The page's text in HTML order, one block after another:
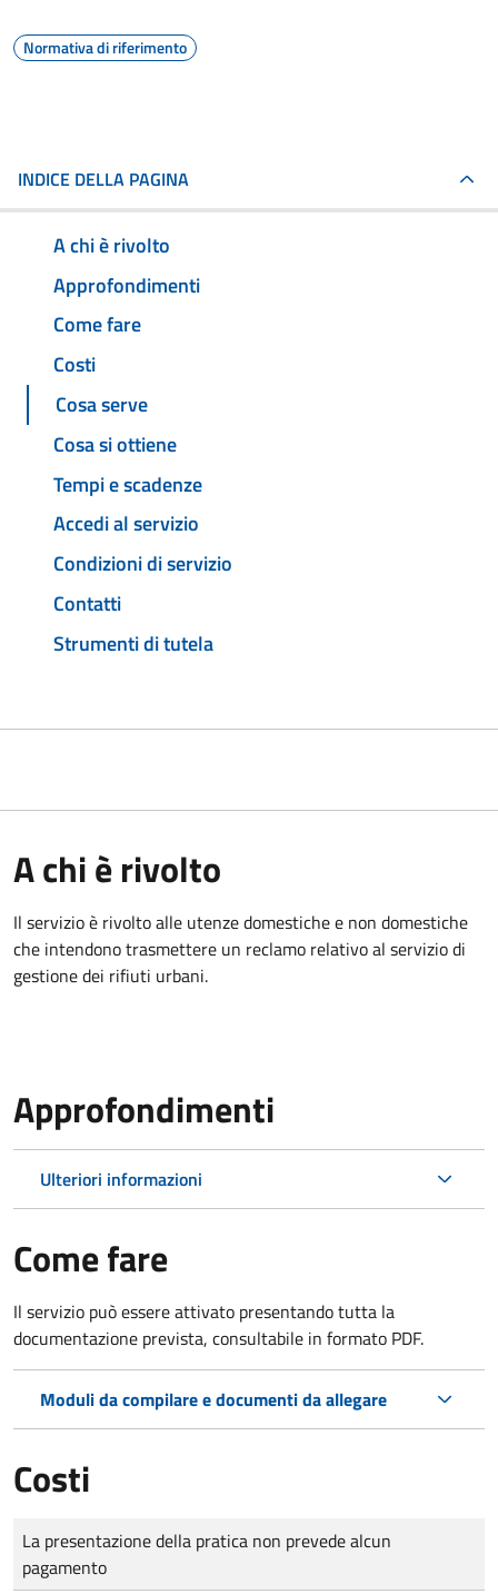
Normativa di riferimento
INDICE DELLA PAGINA
A chi è rivolto
Approfondimenti
Come fare
Costi
Cosa serve
Cosa si ottiene
Tempi e scadenze
Accedi al servizio
Condizioni di servizio
Contatti
Strumenti di tutela
A chi è rivolto
Il servizio è rivolto alle utenze domestiche e non domestiche
che intendono trasmettere un reclamo relativo al servizio di
gestione dei rifiuti urbani.
Approfondimenti
Ulteriori informazioni
Come fare
Il servizio può essere attivato presentando tutta la
documentazione prevista, consultabile in formato PDF.
Moduli da compilare e documenti da allegare
Costi
Tipo di pagamento
Importo
La presentazione della pratica non prevede alcun
pagamento